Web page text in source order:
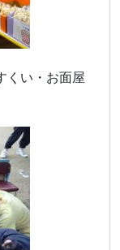
くい・お面屋